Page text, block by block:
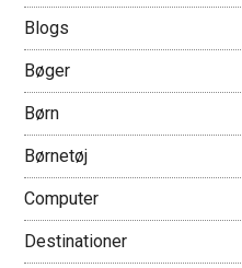
Blogs
Bøger
Børn
Børnetøj
Computer
Destinationer